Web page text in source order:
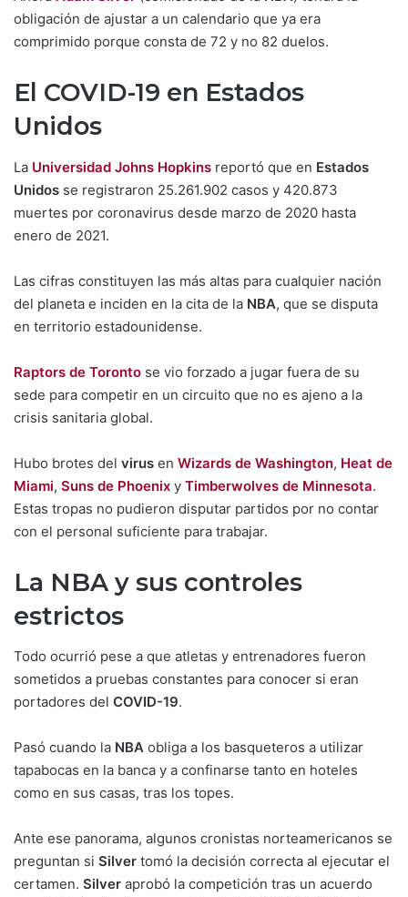
obligación de ajustar a un calendario que ya era
comprimido porque consta de 72 y no 82 duelos.
El COVID-19 en Estados
Unidos
La Universidad Johns Hopkins reportó que en Estados
Unidos se registraron 25.261.902 casos y 420.873
muertes por coronavirus desde marzo de 2020 hasta
enero de 2021.
Las cifras constituyen las más altas para cualquier nación
del planeta e inciden en la cita de la NBA, que se disputa
en territorio estadounidense.
Raptors de Toronto se vio forzado a jugar fuera de su
sede para competir en un circuito que no es ajeno a la
crisis sanitaria global.
Hubo brotes del virus en Wizards de Washington, Heat de
Miami, Suns de Phoenix y Timberwolves de Minnesota.
Estas tropas no pudieron disputar partidos por no contar
con el personal suficiente para trabajar.
La NBA y sus controles
estrictos
Todo ocurrió pese a que atletas y entrenadores fueron
sometidos a pruebas constantes para conocer si eran
portadores del COVID-19.
Pasó cuando la NBA obliga a los basqueteros a utilizar
tapabocas en la banca y a confinarse tanto en hoteles
como en sus casas, tras los topes.
Ante ese panorama, algunos cronistas norteamericanos se
preguntan si Silver tomó la decisión correcta al ejecutar el
certamen. Silver aprobó la competición tras un acuerdo